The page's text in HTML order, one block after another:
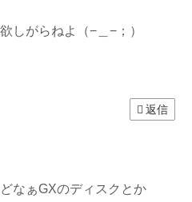
しがらねよ（−＿−；）
返信
なぁGXのディスクとか